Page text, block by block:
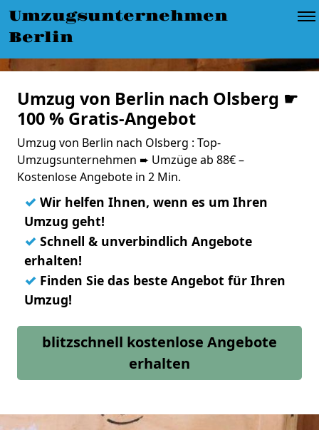
Umzugsunternehmen
Berlin
Umzug von Berlin nach Olsberg ☛
100 % Gratis-Angebot
Umzug von Berlin nach Olsberg : Top-
Umzugsunternehmen ➨ Umzüge ab 88€ –
Kostenlose Angebote in 2 Min.
✓ Wir helfen Ihnen, wenn es um Ihren
Umzug geht!
✓ Schnell & unverbindlich Angebote
erhalten!
✓ Finden Sie das beste Angebot für Ihren
Umzug!
blitzschnell kostenlose Angebote
erhalten